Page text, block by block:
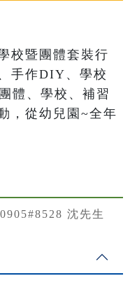
校暨團體套裝行
手作DIY、學校
體、學校、補習
，從幼兒園~全年
沈先生